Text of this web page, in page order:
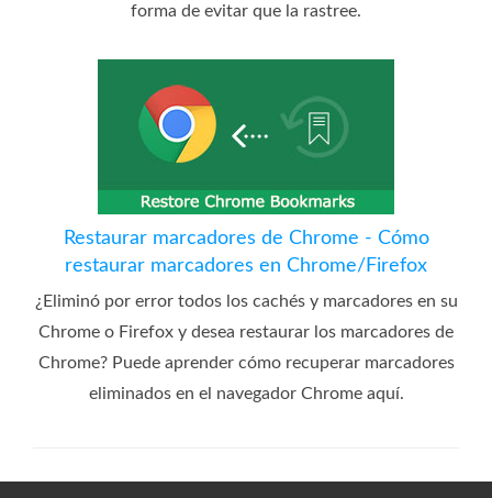
forma de evitar que la rastree.
Restaurar marcadores de Chrome - Cómo
restaurar marcadores en Chrome/Firefox
¿Eliminó por error todos los cachés y marcadores en su
Chrome o Firefox y desea restaurar los marcadores de
Chrome? Puede aprender cómo recuperar marcadores
eliminados en el navegador Chrome aquí.